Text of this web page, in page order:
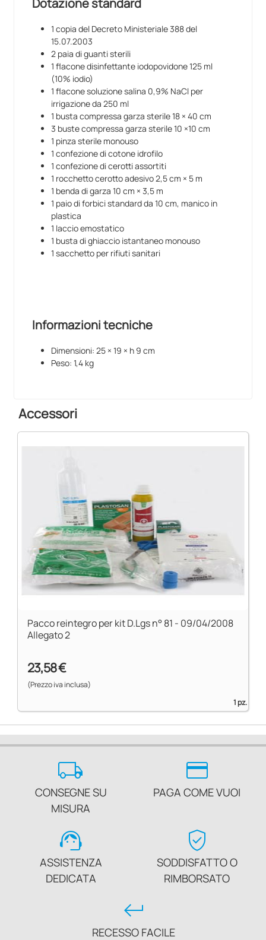
1 copia del Decreto Ministeriale 388 del
15.07.2003
2 paia di guanti sterili
1 flacone disinfettante iodopovidone 125 ml
(10% iodio)
1 flacone soluzione salina 0,9% NaCl per
irrigazione da 250 ml
1 busta compressa garza sterile 18 × 40 cm
3 buste compressa garza sterile 10 ×10 cm
1 pinza sterile monouso
1 confezione di cotone idrofilo
1 confezione di cerotti assortiti
1 rocchetto cerotto adesivo 2,5 cm × 5 m
1 benda di garza 10 cm × 3,5 m
1 paio di forbici standard da 10 cm, manico in
plastica
1 laccio emostatico
1 busta di ghiaccio istantaneo monouso
1 sacchetto per rifiuti sanitari
Informazioni tecniche
Dimensioni: 25 × 19 × h 9 cm
Peso: 1,4 kg
Accessori
Pacco reintegro per kit D.Lgs n° 81 - 09/04/2008
Allegato 2
23,58 €
(Prezzo iva inclusa)
1 pz.
local_shipping
CONSEGNE SU
MISURA
credit_card
PAGA COME VUOI
support_agent
ASSISTENZA
DEDICATA
verified_user
SODDISFATTO O
RIMBORSATO
keyboard_return
RECESSO FACILE